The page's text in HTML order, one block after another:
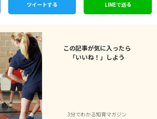
ツイートする LINEで送る
この記事が気に入ったら
「いいね！」しよう
3分でわかる知育マガジン